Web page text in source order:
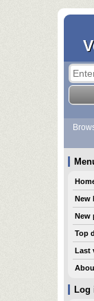
Log
New
New
Top
Last